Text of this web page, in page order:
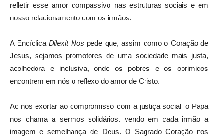
refletir esse amor compassivo nas estruturas sociais e em
nosso relacionamento com os irmãos.
A Encíclica Dilexit Nos pede que, assim como o Coração de
Jesus, sejamos promotores de uma sociedade mais justa,
acolhedora e inclusiva, onde os pobres e os oprimidos
encontrem em nós o reflexo do amor de Cristo.
Ao nos exortar ao compromisso com a justiça social, o Papa
nos chama a sermos solidários, vendo em cada irmão a
imagem e semelhança de Deus. O Sagrado Coração nos